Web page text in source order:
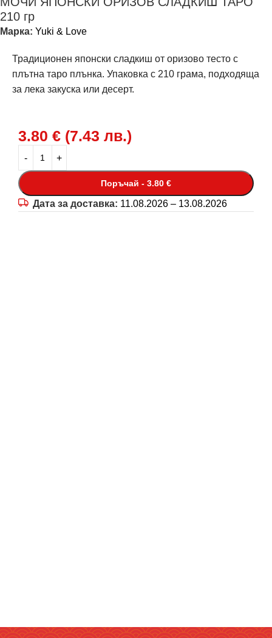
210 гр
Марка: Yuki & Love
Традиционен японски сладкиш от оризово тесто с
плътна таро плънка. Упаковка с 210 грама, подходяща
за лека закуска или десерт.
3.80 € (7.43 лв.)
Поръчай - 3.80 €
Дата за доставка: 11.08.2026 – 13.08.2026